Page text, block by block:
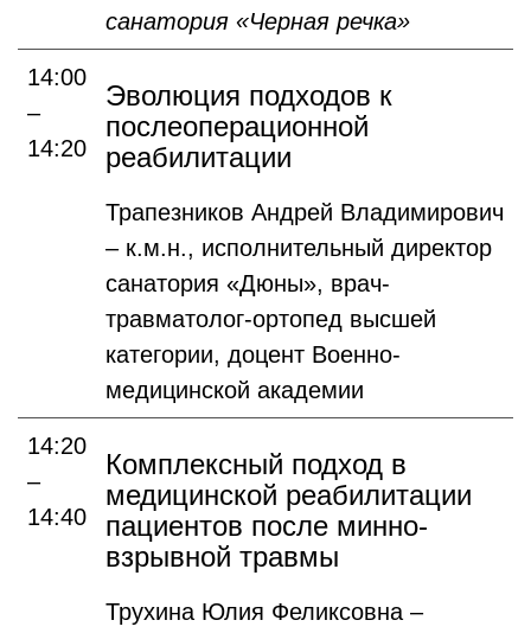
санатория «Черная речка»
14:00
–
14:20
Эволюция подходов к
послеоперационной
реабилитации
Трапезников Андрей Владимирович
– к.м.н., исполнительный директор
санатория «Дюны», врач-
травматолог-ортопед высшей
категории, доцент Военно-
медицинской академии
14:20
–
14:40
Комплексный подход в
медицинской реабилитации
пациентов после минно-
взрывной травмы
Трухина Юлия Феликсовна –